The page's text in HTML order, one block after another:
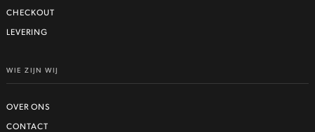
CHECKOUT
LEVERING
WIE ZIJN WIJ
OVER ONS
CONTACT